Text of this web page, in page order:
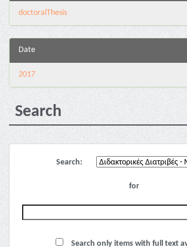
doctoralThesis
Date
2017
Search
Search:
for
Search only items with full text